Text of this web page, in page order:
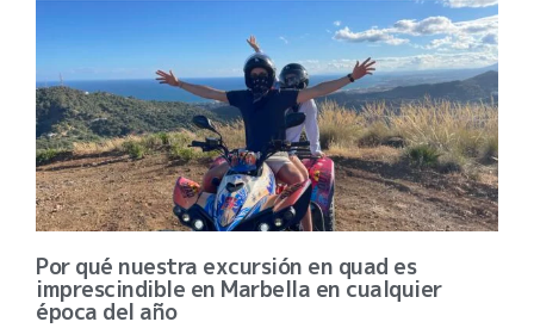
Por qué nuestra excursión en quad es
imprescindible en Marbella en cualquier
época del año